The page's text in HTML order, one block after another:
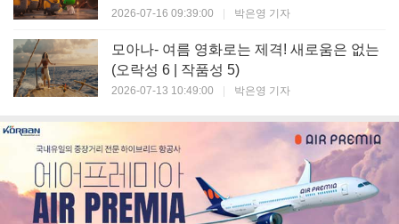
7 | 작품성 6)
2026-07-16 09:39:00 박은영 기자
모아나- 여름 영화로는 제격! 새로움은 없는
(오락성 6 | 작품성 5)
2026-07-13 10:49:00 박은영 기자